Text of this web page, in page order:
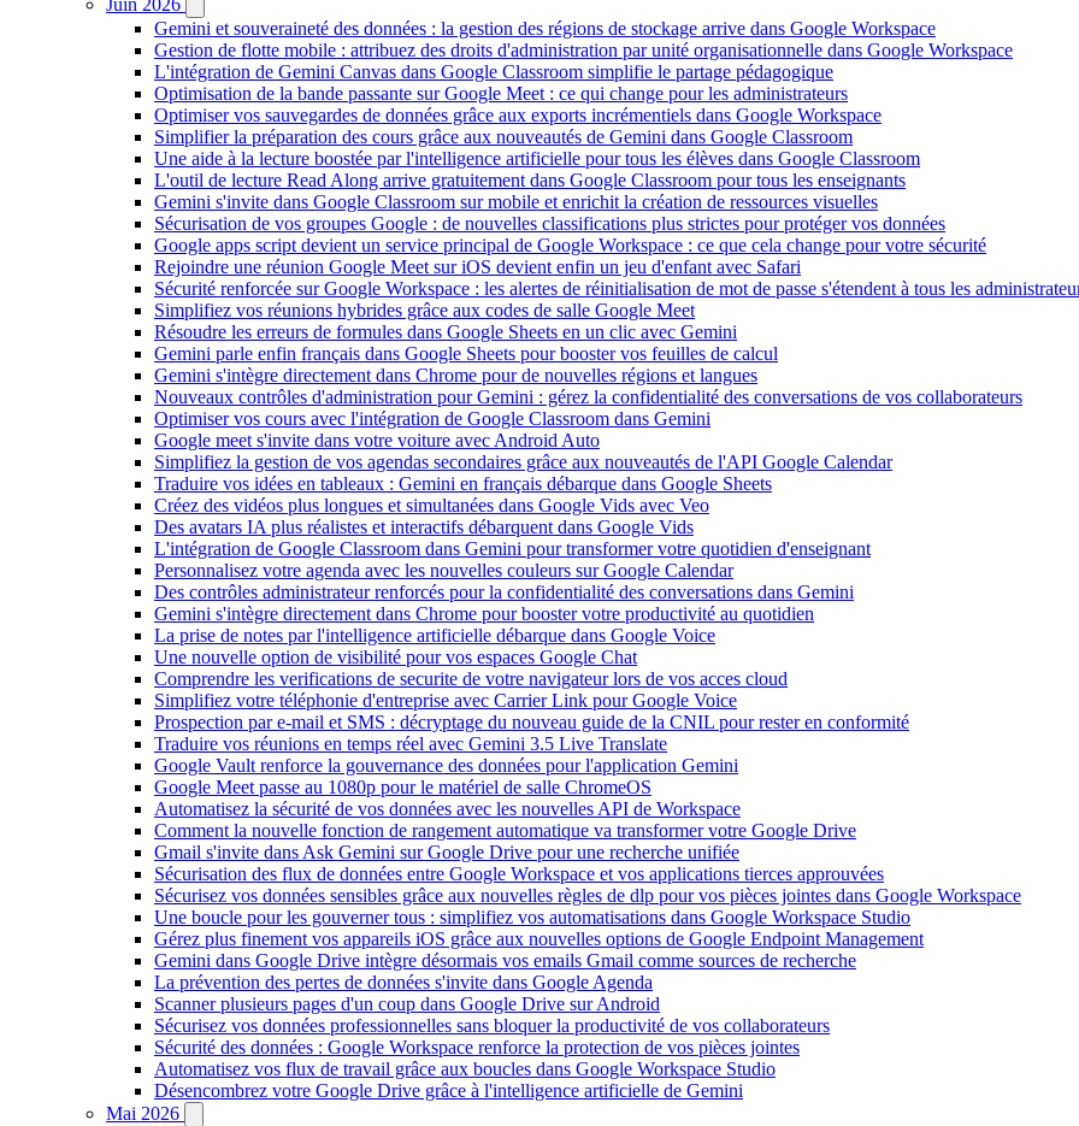
Juin 2026
Gemini et souveraineté des données : la gestion des régions de stockage arrive dans Google Workspace
Gestion de flotte mobile : attribuez des droits d'administration par unité organisationnelle dans Google Workspace
L'intégration de Gemini Canvas dans Google Classroom simplifie le partage pédagogique
Optimisation de la bande passante sur Google Meet : ce qui change pour les administrateurs
Optimiser vos sauvegardes de données grâce aux exports incrémentiels dans Google Workspace
Simplifier la préparation des cours grâce aux nouveautés de Gemini dans Google Classroom
Une aide à la lecture boostée par l'intelligence artificielle pour tous les élèves dans Google Classroom
L'outil de lecture Read Along arrive gratuitement dans Google Classroom pour tous les enseignants
Gemini s'invite dans Google Classroom sur mobile et enrichit la création de ressources visuelles
Sécurisation de vos groupes Google : de nouvelles classifications plus strictes pour protéger vos données
Google apps script devient un service principal de Google Workspace : ce que cela change pour votre sécurité
Rejoindre une réunion Google Meet sur iOS devient enfin un jeu d'enfant avec Safari
Sécurité renforcée sur Google Workspace : les alertes de réinitialisation de mot de passe s'étendent à tous les
Simplifiez vos réunions hybrides grâce aux codes de salle Google Meet
Résoudre les erreurs de formules dans Google Sheets en un clic avec Gemini
Gemini parle enfin français dans Google Sheets pour booster vos feuilles de calcul
Gemini s'intègre directement dans Chrome pour de nouvelles régions et langues
Nouveaux contrôles d'administration pour Gemini : gérez la confidentialité des conversations de vos collaborateurs
Optimiser vos cours avec l'intégration de Google Classroom dans Gemini
Google meet s'invite dans votre voiture avec Android Auto
Simplifiez la gestion de vos agendas secondaires grâce aux nouveautés de l'API Google Calendar
Traduire vos idées en tableaux : Gemini en français débarque dans Google Sheets
Créez des vidéos plus longues et simultanées dans Google Vids avec Veo
Des avatars IA plus réalistes et interactifs débarquent dans Google Vids
L'intégration de Google Classroom dans Gemini pour transformer votre quotidien d'enseignant
Personnalisez votre agenda avec les nouvelles couleurs sur Google Calendar
Des contrôles administrateur renforcés pour la confidentialité des conversations dans Gemini
Gemini s'intègre directement dans Chrome pour booster votre productivité au quotidien
La prise de notes par l'intelligence artificielle débarque dans Google Voice
Une nouvelle option de visibilité pour vos espaces Google Chat
Comprendre les verifications de securite de votre navigateur lors de vos acces cloud
Simplifiez votre téléphonie d'entreprise avec Carrier Link pour Google Voice
Prospection par e-mail et SMS : décryptage du nouveau guide de la CNIL pour rester en conformité
Traduire vos réunions en temps réel avec Gemini 3.5 Live Translate
Google Vault renforce la gouvernance des données pour l'application Gemini
Google Meet passe au 1080p pour le matériel de salle ChromeOS
Automatisez la sécurité de vos données avec les nouvelles API de Workspace
Comment la nouvelle fonction de rangement automatique va transformer votre Google Drive
Gmail s'invite dans Ask Gemini sur Google Drive pour une recherche unifiée
Sécurisation des flux de données entre Google Workspace et vos applications tierces approuvées
Sécurisez vos données sensibles grâce aux nouvelles règles de dlp pour vos pièces jointes dans Google Workspace
Une boucle pour les gouverner tous : simplifiez vos automatisations dans Google Workspace Studio
Gérez plus finement vos appareils iOS grâce aux nouvelles options de Google Endpoint Management
Gemini dans Google Drive intègre désormais vos emails Gmail comme sources de recherche
La prévention des pertes de données s'invite dans Google Agenda
Scanner plusieurs pages d'un coup dans Google Drive sur Android
Sécurisez vos données professionnelles sans bloquer la productivité de vos collaborateurs
Sécurité des données : Google Workspace renforce la protection de vos pièces jointes
Automatisez vos flux de travail grâce aux boucles dans Google Workspace Studio
Désencombrez votre Google Drive grâce à l'intelligence artificielle de Gemini
Mai 2026